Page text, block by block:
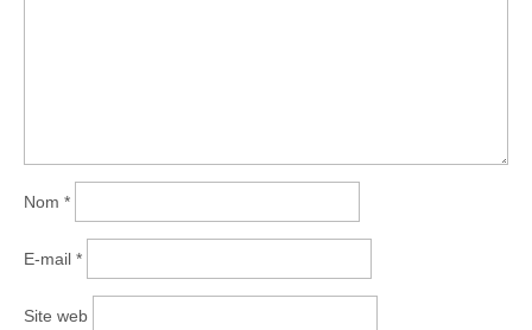
Nom *
E-mail *
Site web